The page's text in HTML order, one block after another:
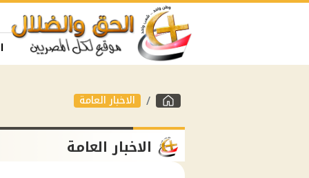
الاخبار العامة
الاخبار العامة